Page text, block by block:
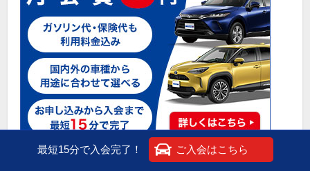
最短15分で入会完了！ ご入会はこちら